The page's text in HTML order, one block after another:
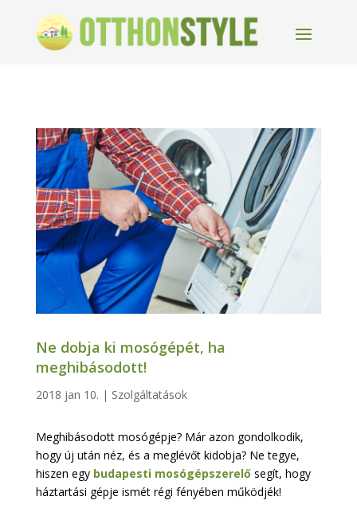
Ne dobja ki mosógépét, ha
meghibásodott!
2018 jan 10. | Szolgáltatások
Meghibásodott mosógépje? Már azon gondolkodik,
hogy új után néz, és a meglévőt kidobja? Ne tegye,
hiszen egy budapesti mosógépszerelősegít, hogy
háztartási gépje ismét régi fényében működjék!